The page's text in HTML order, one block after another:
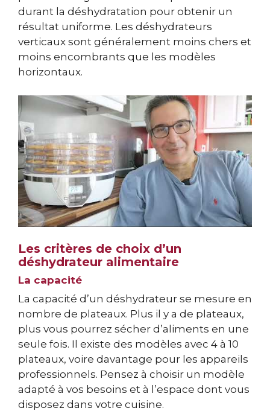
durant la déshydratation pour obtenir un
résultat uniforme. Les déshydrateurs
verticaux sont généralement moins chers et
moins encombrants que les modèles
horizontaux.
Les critères de choix d’un
déshydrateur alimentaire
La capacité
La capacité d’un déshydrateur se mesure en
nombre de plateaux. Plus il y a de plateaux,
plus vous pourrez sécher d’aliments en une
seule fois. Il existe des modèles avec 4 à 10
plateaux, voire davantage pour les appareils
professionnels. Pensez à choisir un modèle
adapté à vos besoins et à l’espace dont vous
disposez dans votre cuisine.